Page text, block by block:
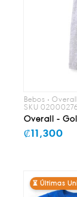
Bebos •
SKU
Overall -
₡11,300
⏳ Últimas